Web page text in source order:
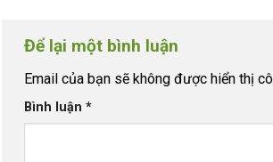
Để lại một bình luận
Email của bạn sẽ không được hiển thị
Bình luận*